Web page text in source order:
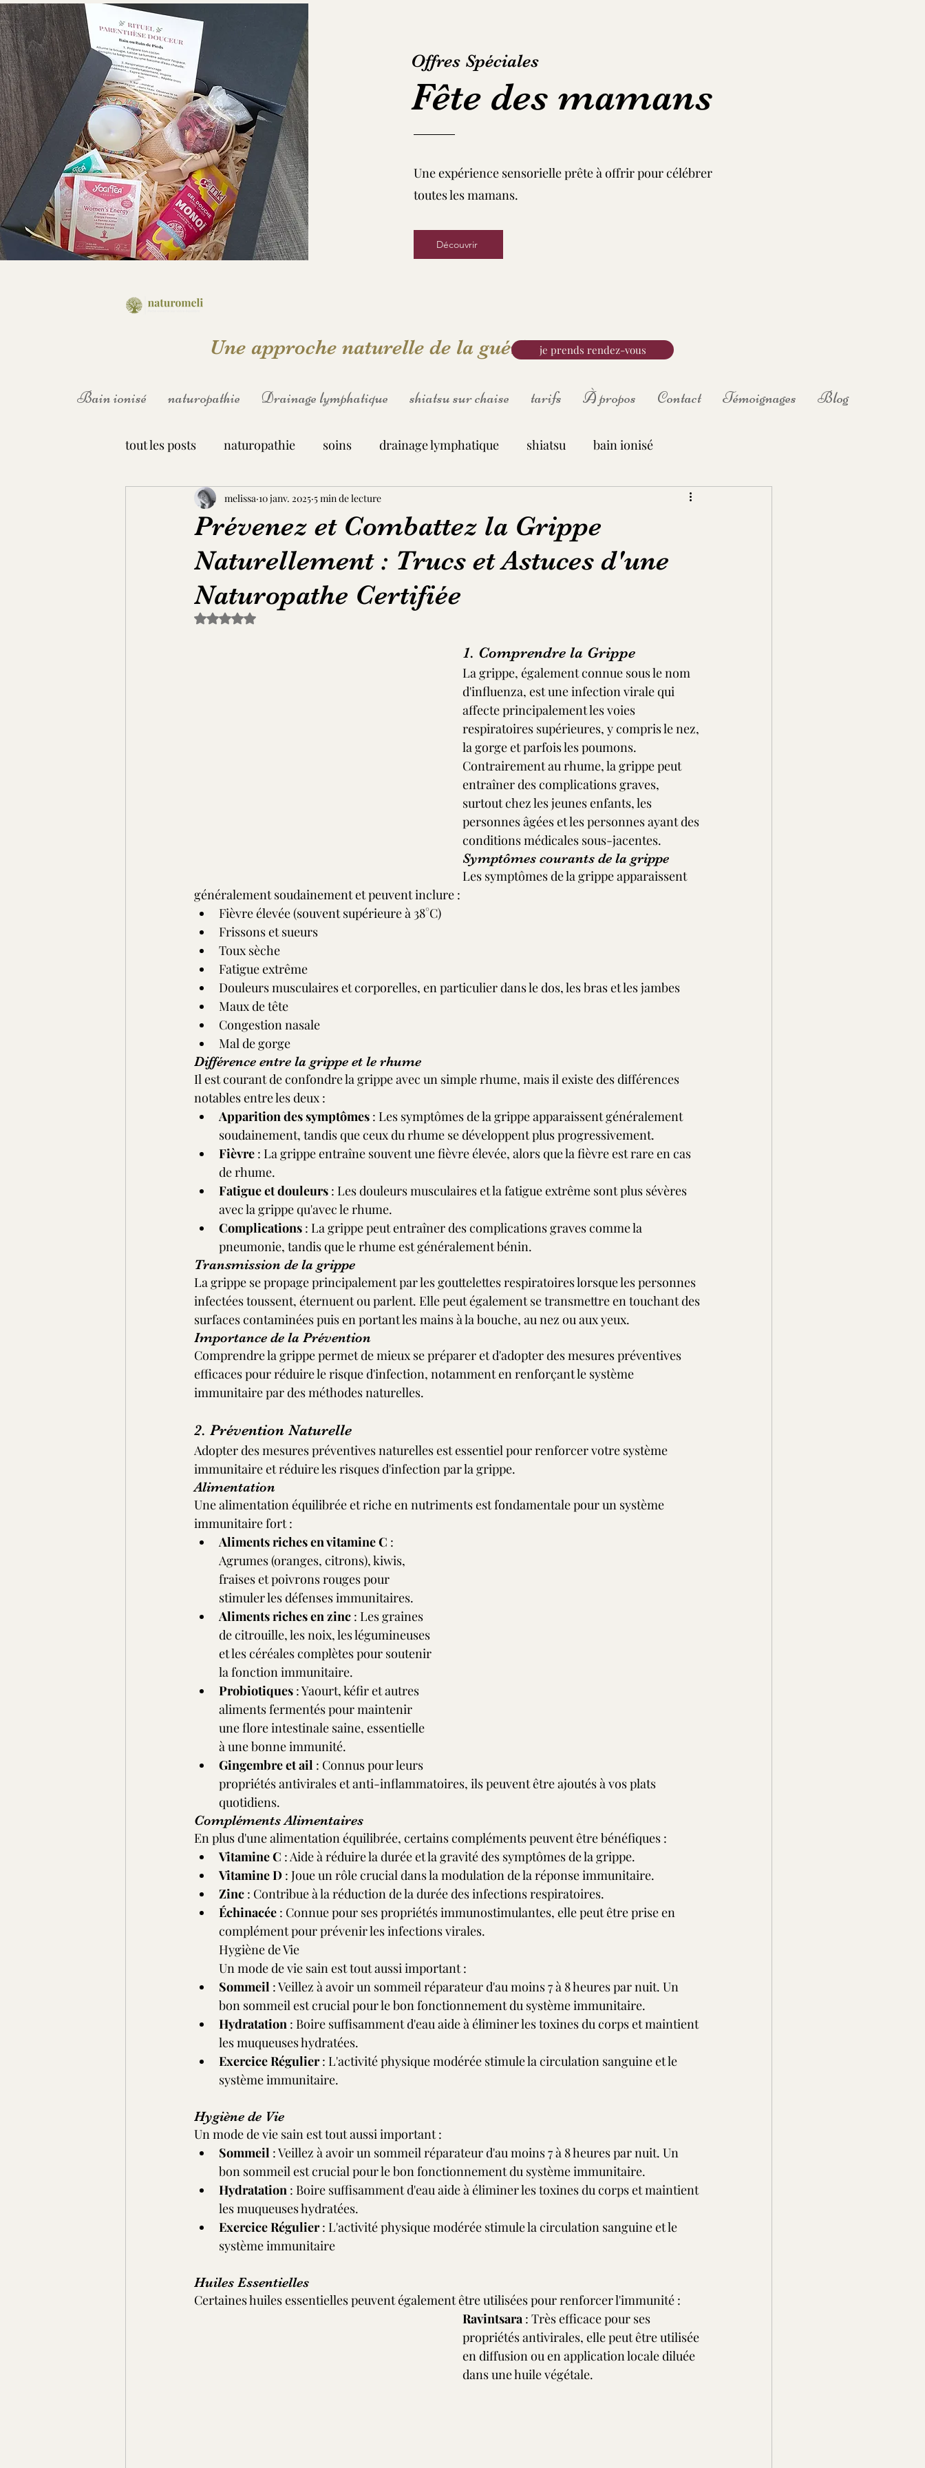
Offres Spéciales
Fête des mamans
Une expérience sensorielle prête à offrir pour célébrer
toutes les mamans.
Découvrir
Une approche naturelle de la guérisonje prends rendez-vous
Bain ionisé naturopathie Drainage lymphatique shiatsu sur chaise tarifs À propos Contact Témoignages Blog
tout les posts naturopathie soins drainage lymphatique shiatsu bain ionisé
Prévenez et Combattez la Grippe
Naturellement : Trucs et Astuces d'une
Naturopathe Certifiée
melissa 10 janv. 2025 5 min de lecture
Noté NaN étoiles sur 5.
1. Comprendre la Grippe
La grippe, également connue sous le nom
d'influenza, est une infection virale qui
affecte principalement les voies
respiratoires supérieures, y compris le nez,
la gorge et parfois les poumons.
Contrairement au rhume, la grippe peut
entraîner des complications graves,
surtout chez les jeunes enfants, les
personnes âgées et les personnes ayant des
conditions médicales sous-jacentes.
Symptômes courants de la grippe
Les symptômes de la grippe apparaissent
généralement soudainement et peuvent inclure :
Fièvre élevée (souvent supérieure à 38°C)
Frissons et sueurs
Toux sèche
Fatigue extrême
Douleurs musculaires et corporelles, en particulier dans le dos, les bras et les jambes
Maux de tête
Congestion nasale
Mal de gorge
Différence entre la grippe et le rhume
Il est courant de confondre la grippe avec un simple rhume, mais il existe des différences
notables entre les deux :
Apparition des symptômes : Les symptômes de la grippe apparaissent généralement
soudainement, tandis que ceux du rhume se développent plus progressivement.
Fièvre : La grippe entraîne souvent une fièvre élevée, alors que la fièvre est rare en cas
de rhume.
Fatigue et douleurs : Les douleurs musculaires et la fatigue extrême sont plus sévères
avec la grippe qu'avec le rhume.
Complications : La grippe peut entraîner des complications graves comme la
pneumonie, tandis que le rhume est généralement bénin.
Transmission de la grippe
La grippe se propage principalement par les gouttelettes respiratoires lorsque les personnes
infectées toussent, éternuent ou parlent. Elle peut également se transmettre en touchant des
surfaces contaminées puis en portant les mains à la bouche, au nez ou aux yeux.
Importance de la Prévention
Comprendre la grippe permet de mieux se préparer et d'adopter des mesures préventives
efficaces pour réduire le risque d'infection, notamment en renforçant le système
immunitaire par des méthodes naturelles.
2. Prévention Naturelle
Adopter des mesures préventives naturelles est essentiel pour renforcer votre système
immunitaire et réduire les risques d'infection par la grippe.
Alimentation
Une alimentation équilibrée et riche en nutriments est fondamentale pour un système
immunitaire fort :
Aliments riches en vitamine C :
Agrumes (oranges, citrons), kiwis,
fraises et poivrons rouges pour
stimuler les défenses immunitaires.
Aliments riches en zinc : Les graines
de citrouille, les noix, les légumineuses
et les céréales complètes pour soutenir
la fonction immunitaire.
Probiotiques : Yaourt, kéfir et autres
aliments fermentés pour maintenir
une flore intestinale saine, essentielle
à une bonne immunité.
Gingembre et ail : Connus pour leurs
propriétés antivirales et anti-inflammatoires, ils peuvent être ajoutés à vos plats
quotidiens.
Compléments Alimentaires
En plus d'une alimentation équilibrée, certains compléments peuvent être bénéfiques :
Vitamine C : Aide à réduire la durée et la gravité des symptômes de la grippe.
Vitamine D : Joue un rôle crucial dans la modulation de la réponse immunitaire.
Zinc : Contribue à la réduction de la durée des infections respiratoires.
Échinacée : Connue pour ses propriétés immunostimulantes, elle peut être prise en
complément pour prévenir les infections virales.
Hygiène de Vie
Un mode de vie sain est tout aussi important :
Sommeil : Veillez à avoir un sommeil réparateur d'au moins 7 à 8 heures par nuit. Un
bon sommeil est crucial pour le bon fonctionnement du système immunitaire.
Hydratation : Boire suffisamment d'eau aide à éliminer les toxines du corps et maintient
les muqueuses hydratées.
Exercice Régulier : L'activité physique modérée stimule la circulation sanguine et le
système immunitaire.
Hygiène de Vie
Un mode de vie sain est tout aussi important :
Sommeil : Veillez à avoir un sommeil réparateur d'au moins 7 à 8 heures par nuit. Un
bon sommeil est crucial pour le bon fonctionnement du système immunitaire.
Hydratation : Boire suffisamment d'eau aide à éliminer les toxines du corps et maintient
les muqueuses hydratées.
Exercice Régulier : L'activité physique modérée stimule la circulation sanguine et le
système immunitaire
Huiles Essentielles
Certaines huiles essentielles peuvent également être utilisées pour renforcer l'immunité :
Ravintsara : Très efficace pour ses
propriétés antivirales, elle peut être utilisée
en diffusion ou en application locale diluée
dans une huile végétale.